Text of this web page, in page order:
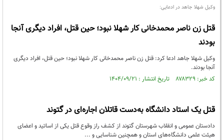
وکیل شهلا جاهد در ادعایی:
قتل زن ناصر محمدخانی کار شهلا نبود؛ حین قتل، افراد دیگری آنجا
بودند
وکیل شهلا جاهد ادعا کرد: قتل زن ناصر محمدخانی کار شهلا نبود؛ حین قتل، افراد دیگری
آنجا بودند.
کد خبر: ۸۷۸۳۲۹ تاریخ انتشار : ۱۴۰۴/۰۹/۲۱
قتل یک استاد دانشگاه به‌دست قاتلان اجاره‌ای در گتوند
دادستان عمومی و انقلاب شهرستان گتوند از کشف راز وقوع قتل یکی از اساتید و اعضای
هیئت علمی دانشگاه‌های استان و همچنین شناسایی و ...